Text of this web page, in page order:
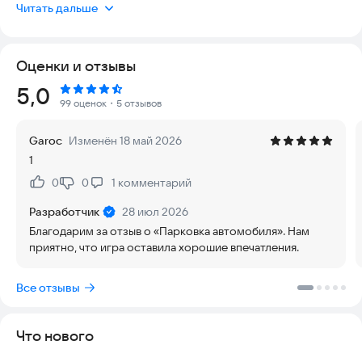
машины без интернета — эта игра идеально вам подойдёт.
Освойте навыки вождения и парковки в различных условиях.
Паркуйтесь между машинами, избегайте препятствий и
улучшайте свои навыки.
Полностью оффлайн режим — играйте без Wi-Fi и
мобильного интернета в любое время.
🅿 Реалистичная парковка
Почувствуйте себя водителем — используйте руль, газ,
тормоз и коробку передач.
В игре вас ждёт:
— парковка автомобиля
— car parking simulator
Читать дальше
Оценки и отзывы
Рейтинг:
5,0 99 оценок ・5 отзывов
Garoc Изменён 18 май 2026
1
Нравится:
0Не нравится:
0 1 комментарий
Разработчик
28 июл 2026
Благодарим за отзыв о «Парковка автомобиля». Нам
приятно, что игра оставила хорошие впечатления.
Все отзывы
Что нового